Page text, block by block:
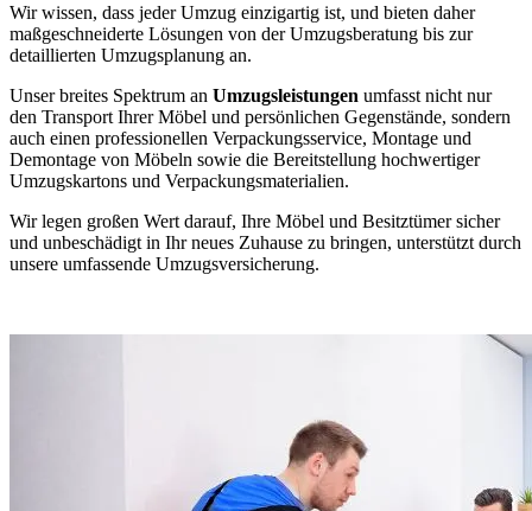
Wir wissen, dass jeder Umzug einzigartig ist, und bieten daher
maßgeschneiderte Lösungen von der Umzugsberatung bis zur
detaillierten Umzugsplanung an.
Unser breites Spektrum an Umzugsleistungen umfasst nicht nur
den Transport Ihrer Möbel und persönlichen Gegenstände, sondern
auch einen professionellen Verpackungsservice, Montage und
Demontage von Möbeln sowie die Bereitstellung hochwertiger
Umzugskartons und Verpackungsmaterialien.
Wir legen großen Wert darauf, Ihre Möbel und Besitztümer sicher
und unbeschädigt in Ihr neues Zuhause zu bringen, unterstützt durch
unsere umfassende Umzugsversicherung.